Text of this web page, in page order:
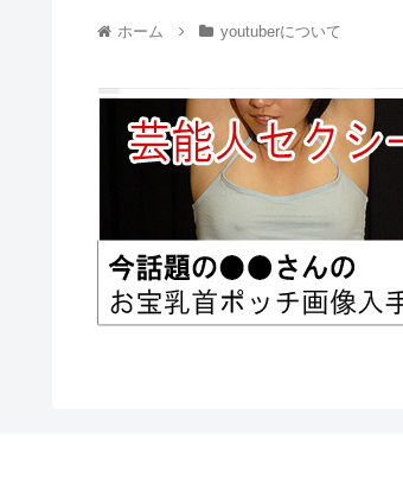
ホーム youtuberについて